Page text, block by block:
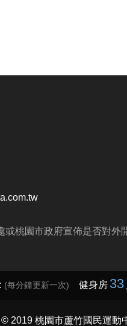
或桃園市政府宣佈是否對外
2019 桃園市蘆竹國民運動